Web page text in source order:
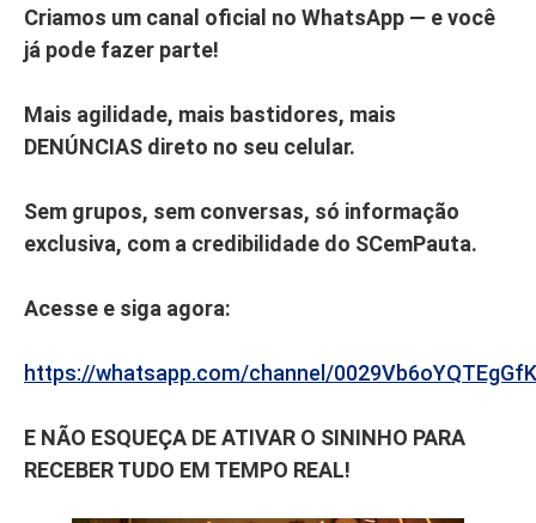
Criamos um canal oficial no WhatsApp — e você
já pode fazer parte!
Mais agilidade, mais bastidores, mais
DENÚNCIAS direto no seu celular.
Sem grupos, sem conversas, só informação
exclusiva, com a credibilidade do SCemPauta.
Acesse e siga agora:
https://whatsapp.com/channel/
E NÃO ESQUEÇA DE ATIVAR O SININHO PARA
RECEBER TUDO EM TEMPO REAL!